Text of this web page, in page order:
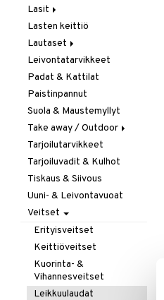
Leivänpaahtimet
Mixerit &
Sähkövatkaimet
Muut koneet
Vedenkeittimet
Lasit
Juoma- & Cocktailasit
Juomalasit
Olutlasit
Shamppanjalasit
Snapsi- & Aveclasit
Viinilasit
Whiskey- & Konjakkilasit
Lasten keittiö
Lautaset
Asetit
Ruokalautaset
Syvät lautaset
Leivontatarvikkeet
Padat & Kattilat
Paistinpannut
Suola & Maustemyllyt
Take away / Outdoor
Eväslaatikot
Pullot
Termoskannut
Termosmukit
Tarjoilutarvikkeet
Tarjoiluvadit & Kulhot
Tiskaus & Siivous
Uuni- & Leivontavuoat
Veitset
Erityisveitset
Keittiöveitset
Kuorinta- &
Vihannesveitset
Leikkuulaudat